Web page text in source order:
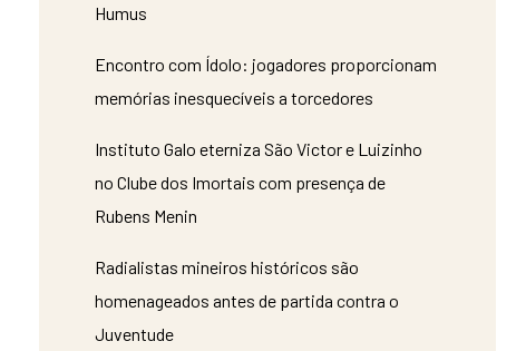
Humus
Encontro com Ídolo: jogadores proporcionam
memórias inesquecíveis a torcedores
Instituto Galo eterniza São Victor e Luizinho
no Clube dos Imortais com presença de
Rubens Menin
Radialistas mineiros históricos são
homenageados antes de partida contra o
Juventude